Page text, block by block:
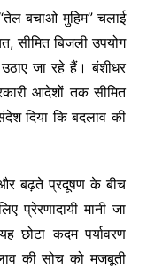
बचाओ मुहिम” चलाई
सीमित बिजली उपयोग
जा रहे हैं। बंशीधर
आदेशों तक सीमित
दिया कि बदलाव की
बढ़ते प्रदूषण के बीच
प्रेरणादायी मानी जा
छोटा कदम पर्यावरण
की सोच को मजबूती